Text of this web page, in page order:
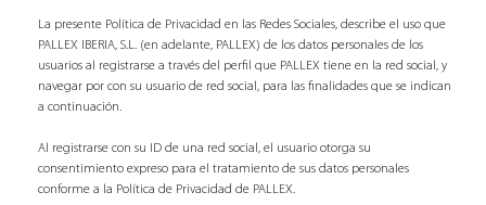
La presente Política de Privacidad en las Redes Sociales, describe el uso que
PALLEX IBERIA, S.L. (en adelante, PALLEX) de los datos personales de los
usuarios al registrarse a través del perfil que PALLEX tiene en la red social, y
navegar por con su usuario de red social, para las finalidades que se indican
a continuación.
Al registrarse con su ID de una red social, el usuario otorga su
consentimiento expreso para el tratamiento de sus datos personales
conforme a la Política de Privacidad de PALLEX.